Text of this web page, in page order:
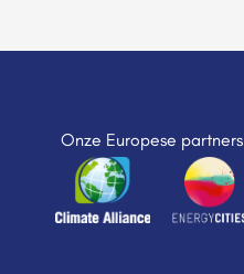
Onze Europese partners